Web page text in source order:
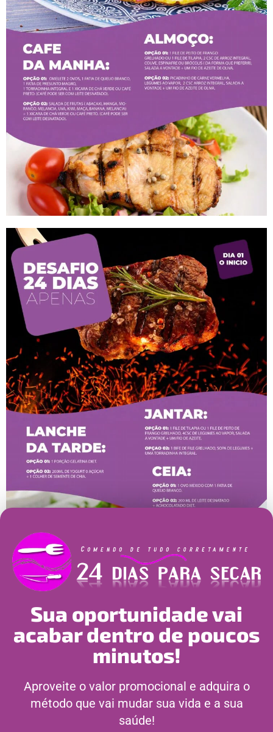
Sua oportunidade vai
acabar dentro de poucos
minutos!
Aproveite o valor promocional e adquira o
método que vai mudar sua vida e a sua
saúde!